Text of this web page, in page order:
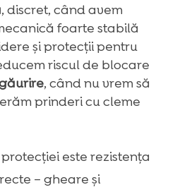
, discret, când avem
foarte stabilă
și protecții pentru
riscul de blocare
, când nu vrem să
prinderi cu cleme
este rezistența
– gheare și